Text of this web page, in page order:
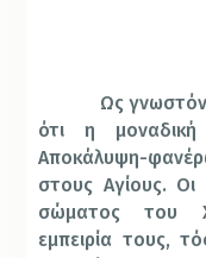
Ως
ότι η
Αποκάλυψη-
στους Αγίους. Οι
σώματος του
εμπειρία τους,